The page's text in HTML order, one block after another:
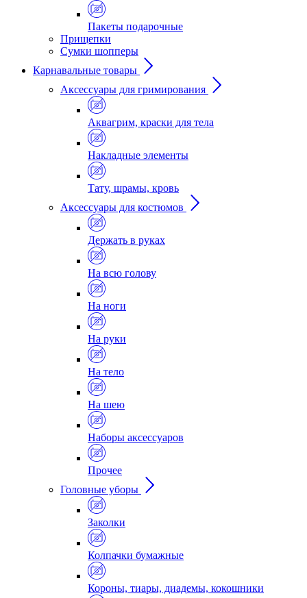
Пакеты подарочные
Прищепки
Сумки шопперы
Карнавальные товары
Аксессуары для гримирования
Аквагрим, краски для тела
Накладные элементы
Тату, шрамы, кровь
Аксессуары для костюмов
Держать в руках
На всю голову
На ноги
На руки
На тело
На шею
Наборы аксессуаров
Прочее
Головные уборы
Заколки
Колпачки бумажные
Короны, тиары, диадемы, кокошники